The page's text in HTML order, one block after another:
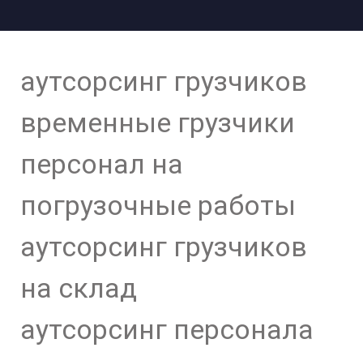
аутсорсинг грузчиков
временные грузчики
персонал на
погрузочные работы
аутсорсинг грузчиков
на склад
аутсорсинг персонала